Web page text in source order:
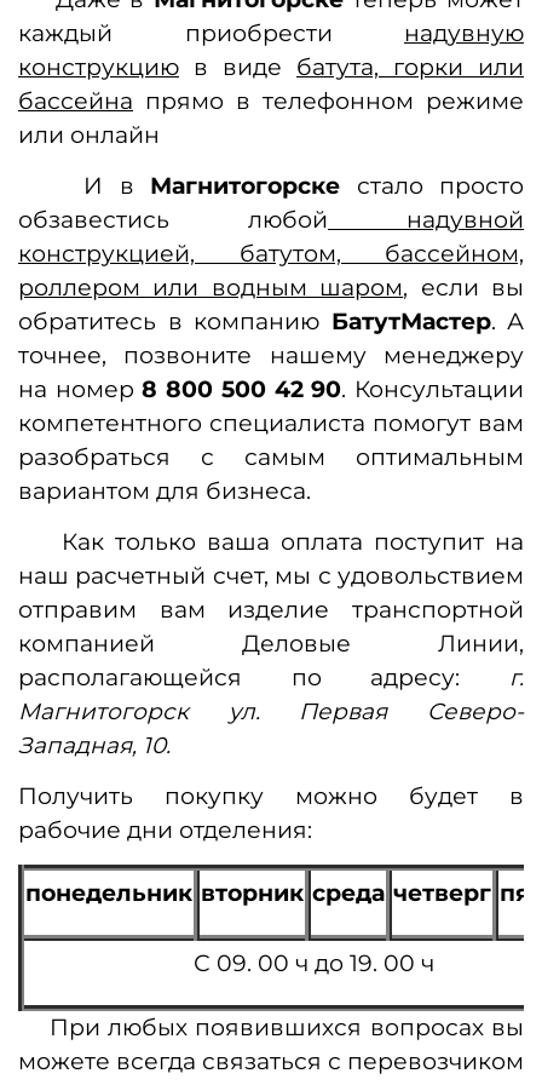
каждый приобрести надувную
конструкцию в виде батута, горки или
бассейна прямо в телефонном режиме
или онлайн
И в Магнитогорске стало просто
обзавестись любой надувной
конструкцией, батутом, бассейном,
роллером или водным шаром, если вы
обратитесь в компанию БатутМастер. А
точнее, позвоните нашему менеджеру
на номер8 800 500 42 90. Консультации
компетентного специалиста помогут вам
разобраться с самым оптимальным
вариантом для бизнеса.
Как только ваша оплата поступит на
наш расчетный счет, мы с удовольствием
отправим вам изделие транспортной
компанией Деловые Линии,
располагающейся по адресу: г.
Магнитогорск ул. Первая Северо-
Западная, 10.
Получить покупку можно будет в
рабочие дни отделения:
понедельник вторник среда четверг
С 09. 00 ч до 19. 00 ч
При любых появившихся вопросах вы
можете всегда связаться с перевозчиком